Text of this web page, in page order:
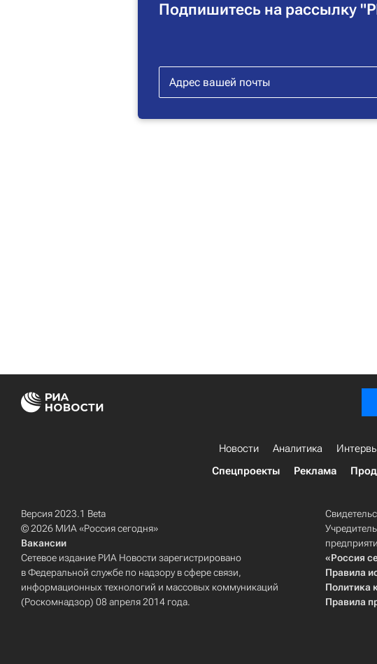
Подпишитесь на рассылку
Новости Аналитика
Спецпроекты
Реклама
Версия 2023.1 Beta
© 2026 МИА «Россия сегодня»
Вакансии
Сетевое издание РИА Новости зарегистрировано
в Федеральной службе по надзору в сфере связи,
информационных технологий и массовых коммуникаций
(Роскомнадзор) 08 апреля 2014 года.
«Россия
Правила
Политика
Правила